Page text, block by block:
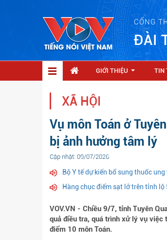
CỔNG
ĐÀI
GIỚI THIỆU TIN
XÃ HỘI
Vụ môn Toán ở
bị ảnh hưởng tâm lý
Cập nhật: 09/07/2026
Bộ Y tế dự kiến bổ sung thuốc
Hàng chục điểm sạt lở trên tỉnh lộ
VOV.VN - Chiều 9/7, tỉnh Tuyên
quả điều tra, quá trình xử lý vụ việc
điểm 10 môn Toán.